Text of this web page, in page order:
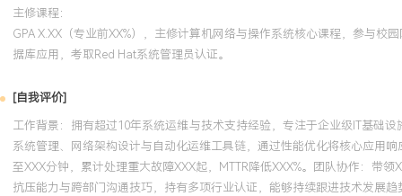
主修课程：
GPA X.XX（专业前XX%），主修计算机网络与操作系统核心课程，参与
据库应用，考取Red Hat系统管理员认证。
[自我评价]
工作背景：拥有超过10年系统运维与技术支持经验，专注于企业级IT基础
系统管理、网络架构设计与自动化运维工具链，通过性能优化将核心应用
至XXX分钟，累计处理重大故障XXX起，MTTR降低XXX%。团队协作：带
抗压能力与跨部门沟通技巧，持有多项行业认证，能够持续跟进技术发展